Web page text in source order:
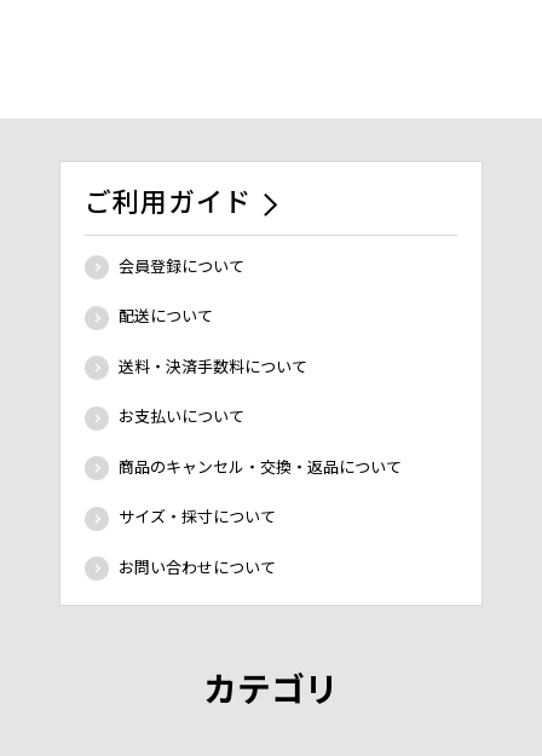
ご利用ガイド
会員登録について
配送について
送料・決済手数料について
お支払いについて
商品のキャンセル・交換・返品について
サイズ・採寸について
お問い合わせについて
カテゴリ